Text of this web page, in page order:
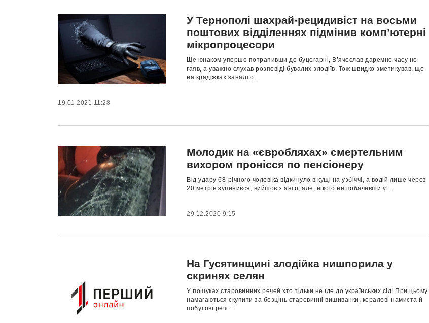
У Тернополі шахрай-рецидивіст на восьми
поштових відділеннях підмінив комп’ютерні
мікропроцесори
Ще юнаком уперше потрапивши до буцегарні, В’ячеслав даремно часу не
гаяв, а уважно слухав розповіді бувалих злодіїв. Тож швидко зметикував, що
на крадіжках занадто...
19.01.2021 11:28
Молодик на «євробляхах» смертельним
вихором пронісся по пенсіонеру
Від удару 68-річного чоловіка відкинуло в кущі на узбіччі, а водій лише через
20 метрів зупинився, вийшов з авто, але, нікого не побачивши у...
29.12.2020 9:15
На Гусятинщині злодійка нишпорила у
скринях селян
У пошуках старовинних речей хто тільки не їде до українських сіл! При цьому
намагаються скупити за безцінь старовинні вишиванки, коралові намиста й
побутові речі....